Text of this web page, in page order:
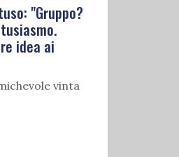
"Gruppo?
idea ai
vinta